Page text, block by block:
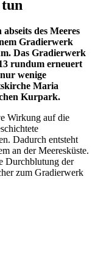
tun
des Meeres
Gradierwerk
Das Gradierwerk
rundum erneuert
wenige
Maria
Kurpark.
Wirkung auf die
Dadurch entsteht
an der Meeresküste.
Durchblutung der
zum Gradierwerk